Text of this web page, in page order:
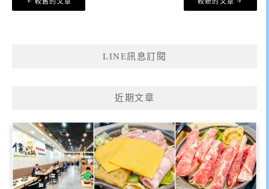
章
LINE訊息訂閱
近期文章